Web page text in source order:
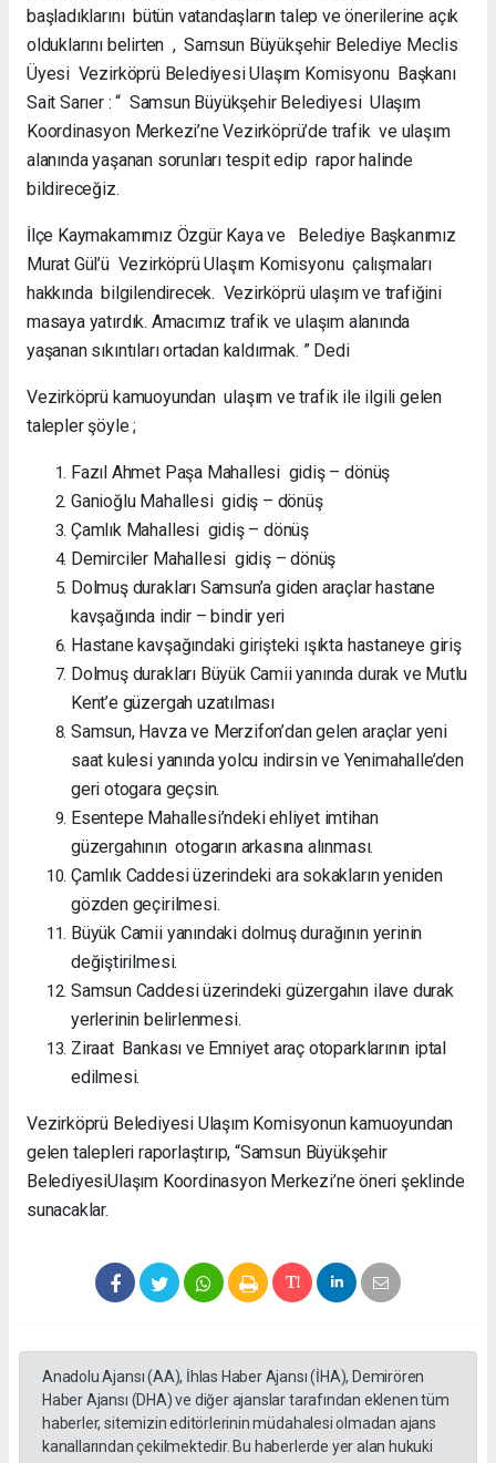
başladıklarını bütün vatandaşların talep ve önerilerine açık
olduklarını belirten , Samsun Büyükşehir Belediye Meclis
Üyesi Vezirköprü Belediyesi Ulaşım Komisyonu Başkanı
Sait Sarıer : “ Samsun Büyükşehir Belediyesi Ulaşım
Koordinasyon Merkezi’ne Vezirköprü’de trafik ve ulaşım
alanında yaşanan sorunları tespit edip rapor halinde
bildireceğiz.
İlçe Kaymakamımız Özgür Kaya ve Belediye Başkanımız
Murat Gül’ü Vezirköprü Ulaşım Komisyonu çalışmaları
hakkında bilgilendirecek. Vezirköprü ulaşım ve trafiğini
masaya yatırdık. Amacımız trafik ve ulaşım alanında
yaşanan sıkıntıları ortadan kaldırmak. ” Dedi
Vezirköprü kamuoyundan ulaşım ve trafik ile ilgili gelen
talepler şöyle ;
Fazıl Ahmet Paşa Mahallesi gidiş – dönüş
Ganioğlu Mahallesi gidiş – dönüş
Çamlık Mahallesi gidiş – dönüş
Demirciler Mahallesi gidiş – dönüş
Dolmuş durakları Samsun’a giden araçlar hastane
kavşağında indir – bindir yeri
Hastane kavşağındaki girişteki ışıkta hastaneye giriş
Dolmuş durakları Büyük Camii yanında durak ve Mutlu
Kent’e güzergah uzatılması
Samsun, Havza ve Merzifon’dan gelen araçlar yeni
saat kulesi yanında yolcu indirsin ve Yenimahalle’den
geri otogara geçsin.
Esentepe Mahallesi’ndeki ehliyet imtihan
güzergahının otogarın arkasına alınması.
Çamlık Caddesi üzerindeki ara sokakların yeniden
gözden geçirilmesi.
Büyük Camii yanındaki dolmuş durağının yerinin
değiştirilmesi.
Samsun Caddesi üzerindeki güzergahın ilave durak
yerlerinin belirlenmesi.
Ziraat Bankası ve Emniyet araç otoparklarının iptal
edilmesi.
Vezirköprü Belediyesi Ulaşım Komisyonun kamuoyundan
gelen talepleri raporlaştırıp, “Samsun Büyükşehir
BelediyesiUlaşım Koordinasyon Merkezi’ne öneri şeklinde
sunacaklar.
Anadolu Ajansı (AA), İhlas Haber Ajansı (İHA), Demirören
Haber Ajansı (DHA) ve diğer ajanslar tarafından eklenen tüm
haberler, sitemizin editörlerinin müdahalesi olmadan ajans
kanallarından çekilmektedir. Bu haberlerde yer alan hukuki